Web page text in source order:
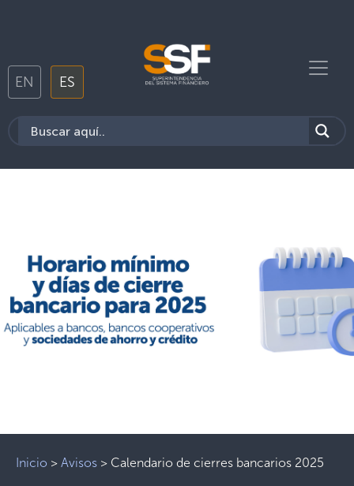
EN ES
Inicio > Avisos > Calendario de cierres bancarios 2025